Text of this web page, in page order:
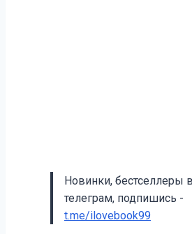
Новинки, бестселлеры
телеграм, подпишись -
t.me/ilovebook99